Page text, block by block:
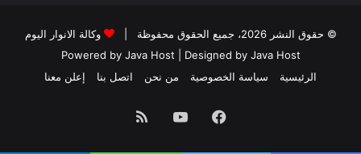
© حقوق النشر 2026، جميع الحقوق محفوظة |
وكالة الانوار اليوم
Powered by Java Host | Designed by Java Host
الرئيسية
سياسة الخصوصية من نحن اتصل بنا إعلن معنا
فيسبوكيوتيوبملخص